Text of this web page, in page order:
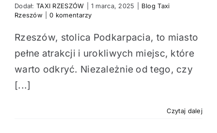
Dodał:TAXI RZESZÓW 1 marca, 2025
Blog Taxi
Rzeszów
0 komentarzy
Rzeszów, stolica Podkarpacia, to miasto
pełne atrakcji i urokliwych miejsc, które
warto odkryć. Niezależnie od tego, czy
[...]
Czytaj dalej